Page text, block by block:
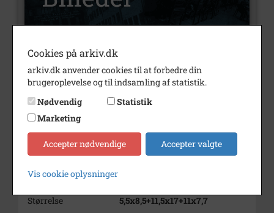
Nummer
Type
Billeder
Beskrivelse
Originalfotos fra diverse
Periode
1930 - 1960
Dateringsnote
1930
Fotograf
Størrelse
5,5x8,5+11,5x17+11x7,7
Cookies på arkiv.dk
arkiv.dk anvender cookies til at forbedre din
brugeroplevelse og til indsamling af statistik.
Nødvendig
Statistik
Marketing
Accepter nødvendige Accepter valgte
Vis cookie oplysninger